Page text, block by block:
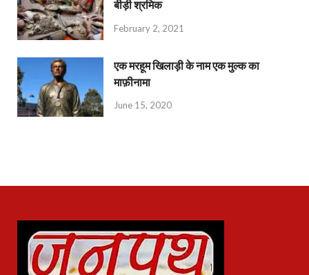
बीड़ी श्रमिक
February 2, 2021
एक मरहूम खिलाड़ी के नाम एक मुल्क का
माफ़ीनामा
June 15, 2020